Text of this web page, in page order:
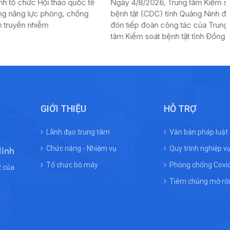
chức Hội thảo quốc tế
lực phòng, chống
nhiễm
Ngày 4/8/2026, Trung tâm Kiểm soát
bệnh tật (CDC) tỉnh Quảng Ninh đã
đón tiếp đoàn công tác của Trung
tâm Kiểm soát bệnh tật tỉnh Đồng Nai
phòng, khoa chuyên môn.
của
GIỚI THIỆU
Lãnh đạo trung tâm
Chức năng - Nhiệm vụ
Tổ chức bộ máy
HỖ TRỢ
Văn bản pháp luật
Quy trình nghiệp vụ
Phòng chống
Tiêm chủng mở